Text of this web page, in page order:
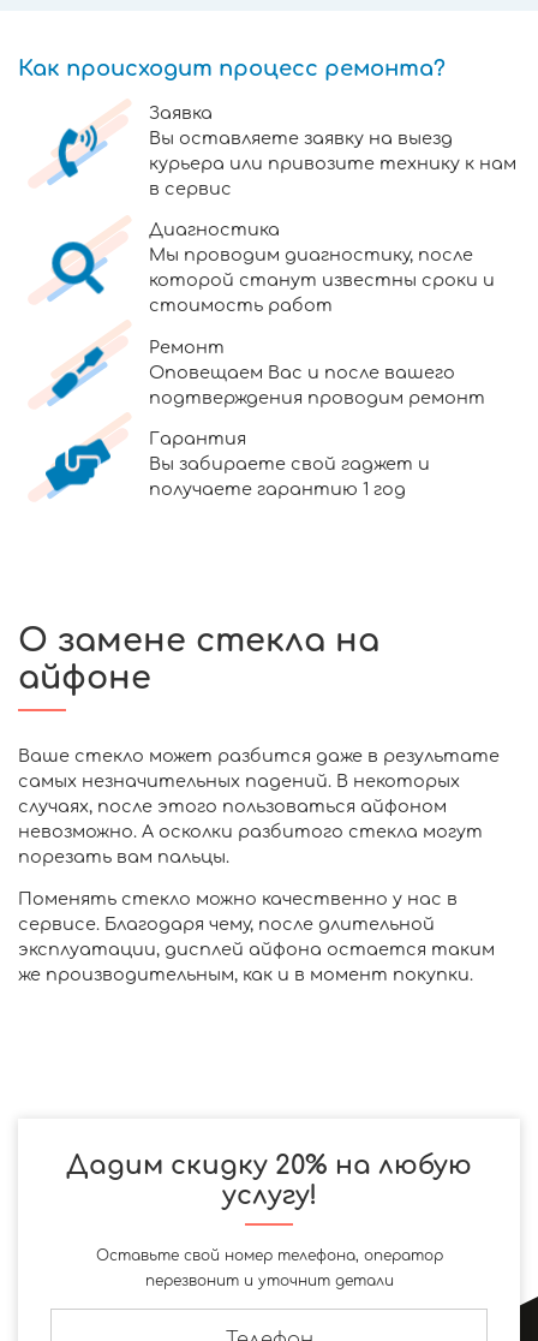
Как происходит процесс ремонта?
Заявка
Вы оставляете заявку на выезд
курьера или привозите технику к нам
в сервис
Диагностика
Мы проводим диагностику, после
которой станут известны сроки и
стоимость работ
Ремонт
Оповещаем Вас и после вашего
подтверждения проводим ремонт
Гарантия
Вы забираете свой гаджет и
получаете гарантию 1 год
О замене стекла на
айфоне
Ваше стекло может разбится даже в результате
самых незначительных падений. В некоторых
случаях, после этого пользоваться айфоном
невозможно. А осколки разбитого стекла могут
порезать вам пальцы.
Поменять стекло можно качественно у нас в
сервисе. Благодаря чему, после длительной
эксплуатации, дисплей айфона остается таким
же производительным, как и в момент покупки.
Дадим скидку 20% на любую
услугу!
Оставьте свой номер телефона, оператор
перезвонит и уточнит детали